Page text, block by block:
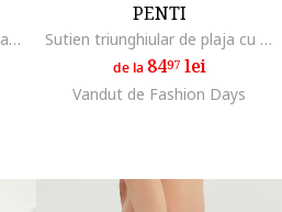
Pijama cu striatii, Albastru pastel
PENTI
Sutien triunghiular de plaja cu model, Alb/Roz inchis
de la 8497lei
Vandut de Fashion Days